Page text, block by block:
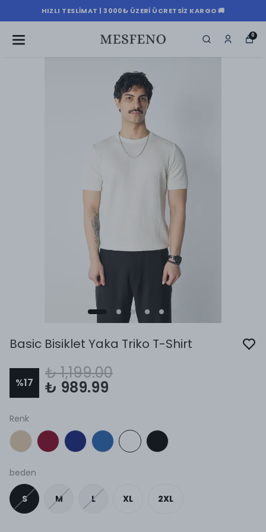
HIZLI TESLIMAT | 3000₺ ÜZERI ÜCRETSIZ KARGO 🚚
0
Basic Bisiklet Yaka Triko T-Shirt
%17
₺ 1,199.00
₺ 989.99
Renk
beden
S M L XL 2XL